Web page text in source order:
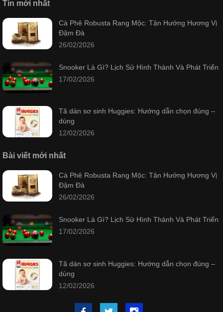
Tin mới nhất
Cà Phê Robusta Rang Mộc: Tận Hưởng Hương Vị
Đậm Đà
26/02/2026
Snooker Là Gì? Lịch Sử Hình Thành Và Phát Triển
17/02/2026
Tã dán sơ sinh Huggies: Hướng dẫn chọn đúng –
dùng
12/02/2026
Bài viết mới nhất
Cà Phê Robusta Rang Mộc: Tận Hưởng Hương Vị
Đậm Đà
26/02/2026
Snooker Là Gì? Lịch Sử Hình Thành Và Phát Triển
17/02/2026
Tã dán sơ sinh Huggies: Hướng dẫn chọn đúng –
dùng
12/02/2026